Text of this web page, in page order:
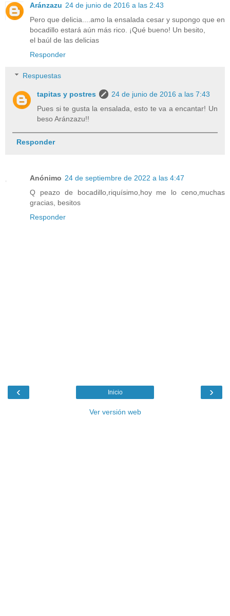
Aránzazu 24 de junio de 2016 a las 2:43
Pero que delicia....amo la ensalada cesar y supongo que en
bocadillo estará aún más rico. ¡Qué bueno! Un besito,
el baúl de las delicias
Responder
Respuestas
tapitas y postres
24 de junio de 2016 a las 7:43
Pues si te gusta la ensalada, esto te va a encantar! Un
beso Aránzazu!!
Responder
Anónimo 24 de septiembre de 2022 a las 4:47
Q peazo de bocadillo,riquísimo,hoy me lo ceno,muchas
gracias, besitos
Responder
‹ ›
Inicio
Ver versión web